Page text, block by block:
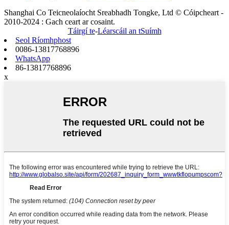
Shanghai Co Teicneolaíocht Sreabhadh Tongke, Ltd © Cóipcheart -
2010-2024 : Gach ceart ar cosaint.
Táirgí te-Léarscáil an tSuímh
Seol Ríomhphost
0086-13817768896
WhatsApp
86-13817768896
x